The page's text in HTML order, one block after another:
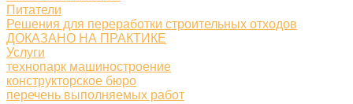
Питатели
Решения для переработки строительных отходов
ДОКАЗАНО НА ПРАКТИКЕ
Услуги
технопарк машиностроение
конструкторское бюро
перечень выполняемых работ